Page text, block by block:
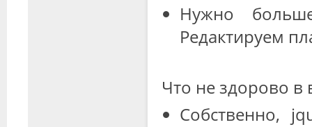
Нужно
Редактируем
Что не здорово в
Собственно,